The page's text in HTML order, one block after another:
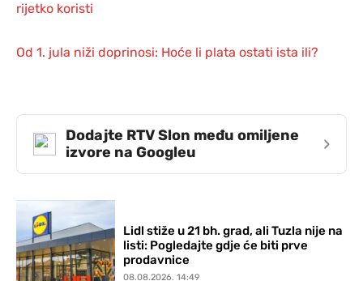
rijetko koristi
Od 1. jula niži doprinosi: Hoće li plata ostati ista ili?
Dodajte RTV Slon među omiljene
izvore na Googleu
›
Lidl stiže u 21 bh. grad, ali Tuzla nije na
listi: Pogledajte gdje će biti prve
prodavnice
08.08.2026. 14:49